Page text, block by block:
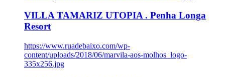
VILLA TAMARIZ UTOPIA . Penha Longa
Resort
https://www.ruadebaixo.com/wp-
content/uploads/2018/06/marvila-aos-molhos_logo-
335x256.jpg